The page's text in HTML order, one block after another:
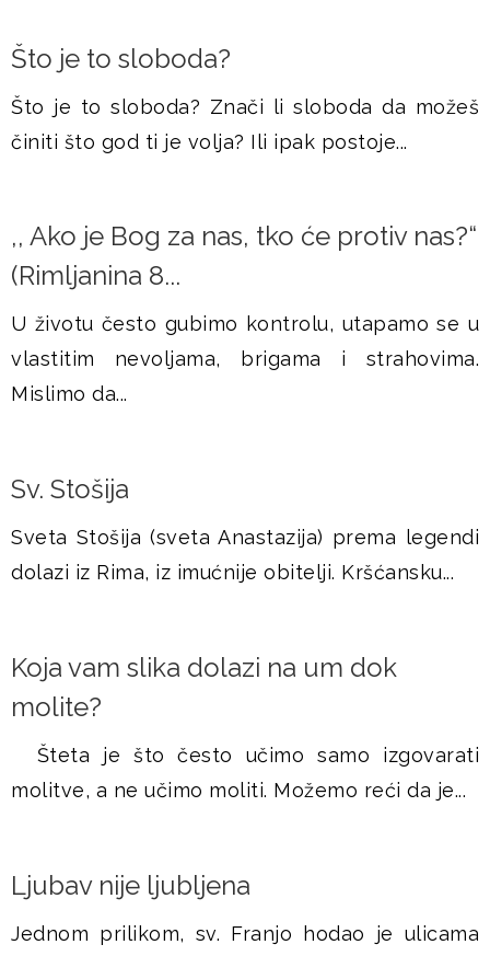
Što je to sloboda?
Što je to sloboda? Znači li sloboda da možeš
činiti što god ti je volja? Ili ipak postoje...
,, Ako je Bog za nas, tko će protiv nas?“
(Rimljanina 8...
U životu često gubimo kontrolu, utapamo se u
vlastitim nevoljama, brigama i strahovima.
Mislimo da...
Sv. Stošija
Sveta Stošija (sveta Anastazija) prema legendi
dolazi iz Rima, iz imućnije obitelji. Kršćansku...
Koja vam slika dolazi na um dok
molite?
Šteta je što često učimo samo izgovarati
molitve, a ne učimo moliti. Možemo reći da je...
Ljubav nije ljubljena
Jednom prilikom, sv. Franjo hodao je ulicama